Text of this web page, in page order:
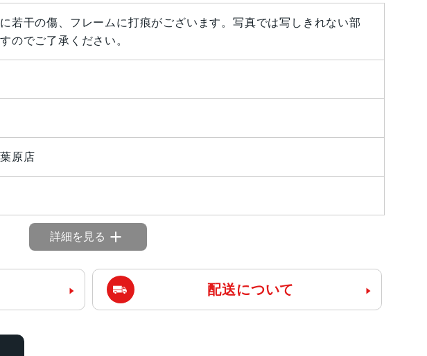
若干の傷、フレームに打痕がございます。写真では写しきれない部
のでご了承ください。
原店
詳細を見る
配送について